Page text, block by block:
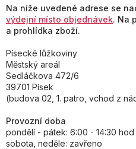
Na níže uvedené adrese se
výdejní místo objednávek. Na
a prohlídka zboží.
Písecké lůžkoviny
Městský areál
Sedláčkova 472/6
39701 Písek
(budova 02, 1. patro, vchod z
Provozní doba
pondělí - pátek: 6:00 - 14:30 hod
sobota, neděle: zavřeno